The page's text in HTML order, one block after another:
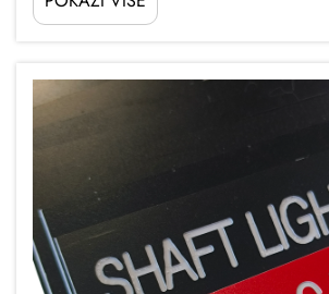
industrijske oznake zbog njihove...